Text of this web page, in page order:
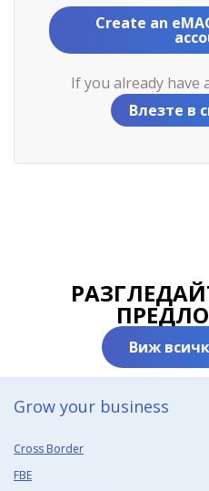
Create an
If you already have
Влезте в
Виж
Grow your business​
Cross Border
FBE